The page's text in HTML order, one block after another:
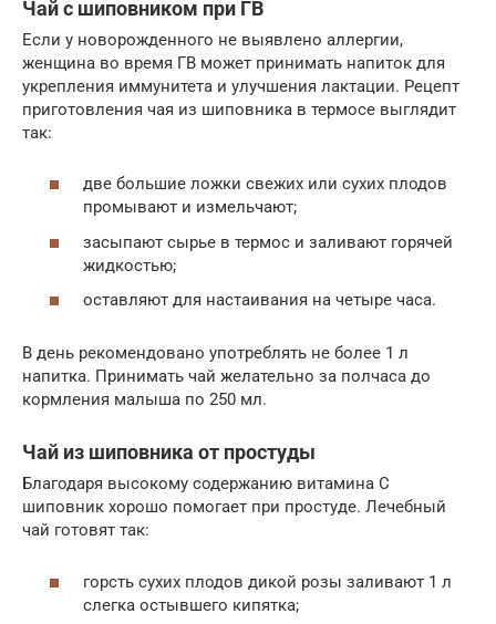
Чай с шиповником при ГВ
Если у новорожденного не выявлено аллергии,
женщина во время ГВ может принимать напиток для
укрепления иммунитета и улучшения лактации. Рецепт
приготовления чая из шиповника в термосе выглядит
так:
две большие ложки свежих или сухих плодов
промывают и измельчают;
засыпают сырье в термос и заливают горячей
жидкостью;
оставляют для настаивания на четыре часа.
В день рекомендовано употреблять не более 1 л
напитка. Принимать чай желательно за полчаса до
кормления малыша по 250 мл.
Чай из шиповника от простуды
Благодаря высокому содержанию витамина С
шиповник хорошо помогает при простуде. Лечебный
чай готовят так:
горсть сухих плодов дикой розы заливают 1 л
слегка остывшего кипятка;